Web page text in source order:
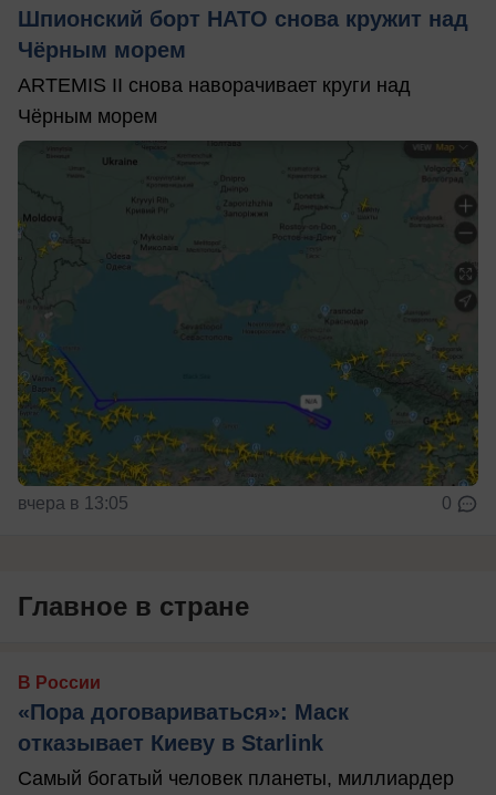
Шпионский борт НАТО снова кружит над
Чёрным морем
ARTEMIS II снова наворачивает круги над
Чёрным морем
вчера в 13:05 0
Главное в стране
В России
«Пора договариваться»: Маск
отказывает Киеву в Starlink
Самый богатый человек планеты, миллиардер